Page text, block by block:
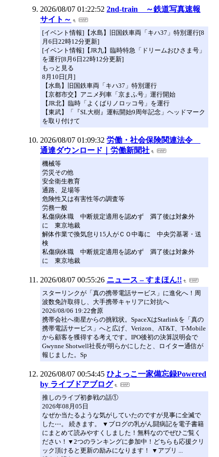
2026/08/07 01:22:52 2nd-train ～鉄道写真速報
サイト～
[イベント情報]【水島】旧国鉄車両「キハ37」特別運行[8
月6日22時12分更新]
[イベント情報]【JR九】臨時特急「ドリームおひさま号」
を運行[8月6日22時12分更新]
もっと見る
8月10日[月]
【水島】旧国鉄車両「キハ37」特別運行
【京都市交】アニメ列車「京まふ号」運行開始
【JR北】臨時「よくばりノロッコ号」を運行
【東武】「『SL大樹』運転開始9周年記念」ヘッドマーク
を取り付けて
2026/08/07 01:09:32 労働・社会保険関連法令
通達ダウンロード｜労働新聞社
機械等
労災その他
安全衛生教育
通路、足場等
危険性又は有害性等の調査等
労務一般
私傷病休職 中断規定適用を認めず 満了後は対象外
に 東京地裁
解体作業で換気怠り15人がＣＯ中毒に 中央労基署・送
検
私傷病休職 中断規定適用を認めず 満了後は対象外
に 東京地裁
2026/08/07 00:55:26 ニュース – すまほん!!
スターリンクが「真の携帯電話サービス」に進化へ！周
波数免許取得し、大手携帯キャリアに対抗へ
2026/08/06 19:22會原
携帯会社へ衛星からの挑戦状。SpaceXはStarlinkを「真の
携帯電話サービス」へと広げ、Verizon、AT&T、T-Mobile
から顧客を獲得する考えです。IPO後初の決算説明会で
Gwynne Shotwell社長が明らかにしたと、ロイター通信が
報じました。Sp
2026/08/07 00:54:45 ひよっこ一家備忘録Powered
by ライブドアブログ
推しのライブ初参戦の話①
2026年08月05日
なぜか当たるような気がしていたのですが見事に全滅で
した⋯。 続きます。 ▼ブログの乳がん闘病記を電子書籍
にまとめて読みやすくしました！無料なのでぜひご覧く
ださい！▼2つのランキングに参加中！どちらも応援クリ
ック頂けると更新の励みになります！ ▼アプリ ...